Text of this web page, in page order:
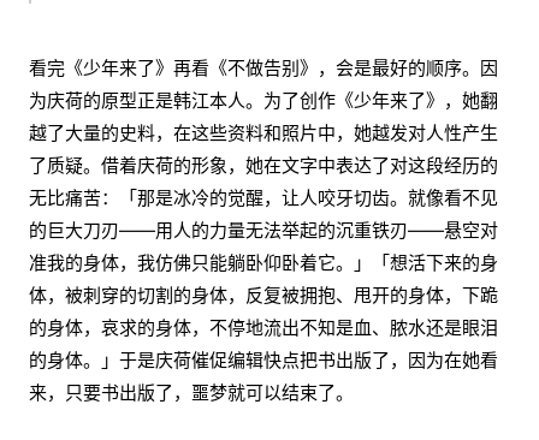
看完《少年来了》再看《不做告别》，会是最好的顺序。因
为庆荷的原型正是韩江本人。为了创作《少年来了》，她翻
越了大量的史料，在这些资料和照片中，她越发对人性产生
了质疑。借着庆荷的形象，她在文字中表达了对这段经历的
无比痛苦：「那是冰冷的觉醒，让人咬牙切齿。就像看不见
的巨大刀刃——用人的力量无法举起的沉重铁刃——悬空对
准我的身体，我仿佛只能躺卧仰卧着它。」「想活下来的身
体，被刺穿的切割的身体，反复被拥抱、甩开的身体，下跪
的身体，哀求的身体，不停地流出不知是血、脓水还是眼泪
的身体。」于是庆荷催促编辑快点把书出版了，因为在她看
来，只要书出版了，噩梦就可以结束了。